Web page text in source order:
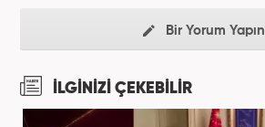
Bir Yorum Yapın
İLGİNİZİ ÇEKEBİLİR